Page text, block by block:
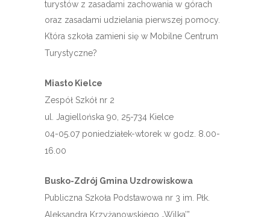
turystów z zasadami zachowania w górach
oraz zasadami udzielania pierwszej pomocy.
Która szkoła zamieni się w Mobilne Centrum
Turystyczne?
Miasto Kielce
Zespół Szkół nr 2
ul. Jagiellońska 90, 25-734 Kielce
04-05.07 poniedziałek-wtorek w godz. 8.00-
16.00
Busko-Zdrój Gmina Uzdrowiskowa
Publiczna Szkoła Podstawowa nr 3 im. Płk.
Aleksandra Krzyżanowskiego „Wilka’”